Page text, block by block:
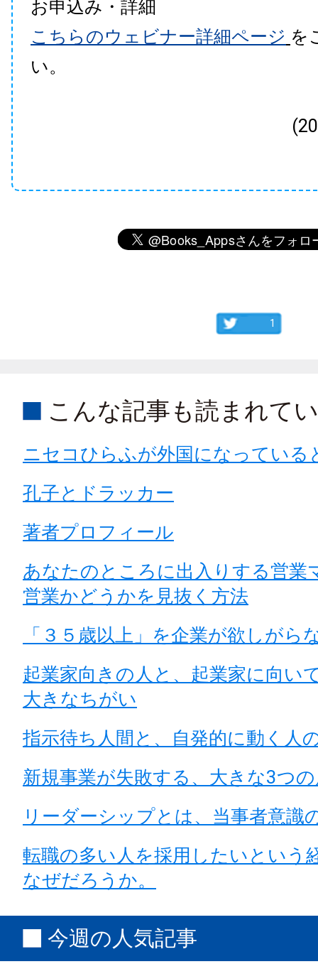
お申込み・詳細
こちらのウェビナー詳細ページ を
い。
1
こんな記事も読まれて
ニセコひらふが外国になっている
孔子とドラッカー
著者プロフィール
あなたのところに出入りする営業
営業かどうかを見抜く方法
「３５歳以上」を企業が欲しがら
起業家向きの人と、起業家に向い
大きなちがい
指示待ち人間と、自発的に動く人
新規事業が失敗する、大きな3つ
リーダーシップとは、当事者意識
転職の多い人を採用したいという
なぜだろうか。
今週の人気記事